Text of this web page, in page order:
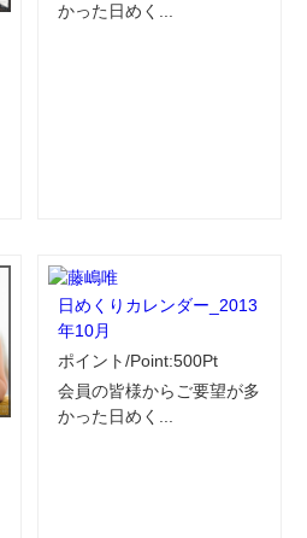
かった日めく...
日めくりカレンダー_2013
年10月
ポイント/Point:500Pt
会員の皆様からご要望が多
かった日めく...